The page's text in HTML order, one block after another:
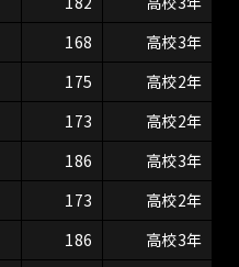
168
高校3年
175
高校2年
173
高校2年
186
高校3年
173
高校2年
186
高校3年